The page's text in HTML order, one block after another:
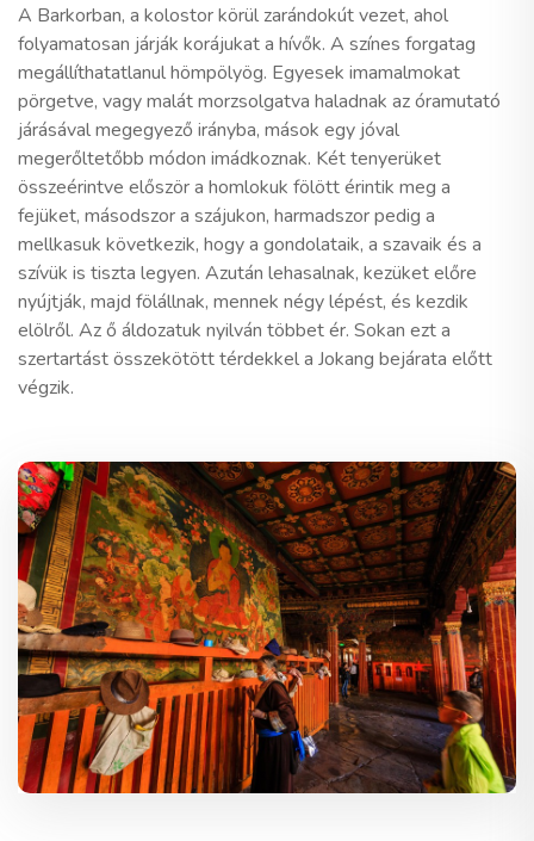
A Barkorban, a kolostor körül zarándokút vezet, ahol
folyamatosan járják korájukat a hívők. A színes forgatag
megállíthatatlanul hömpölyög. Egyesek imamalmokat
pörgetve, vagy malát morzsolgatva haladnak az óramutató
járásával megegyező irányba, mások egy jóval
megerőltetőbb módon imádkoznak. Két tenyerüket
összeérintve először a homlokuk fölött érintik meg a
fejüket, másodszor a szájukon, harmadszor pedig a
mellkasuk következik, hogy a gondolataik, a szavaik és a
szívük is tiszta legyen. Azután lehasalnak, kezüket előre
nyújtják, majd fölállnak, mennek négy lépést, és kezdik
elölről. Az ő áldozatuk nyilván többet ér. Sokan ezt a
szertartást összekötött térdekkel a Jokang bejárata előtt
végzik.